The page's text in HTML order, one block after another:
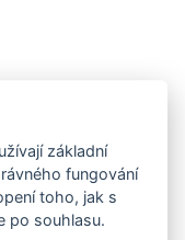
základní
fungování
toho, jak s
po souhlasu.